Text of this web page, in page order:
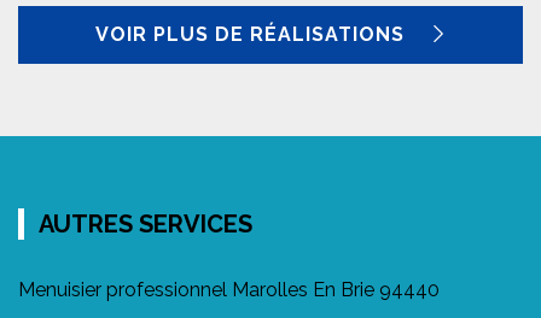
VOIR PLUS DE RÉALISATIONS
AUTRES SERVICES
Menuisier professionnel Marolles En Brie 94440